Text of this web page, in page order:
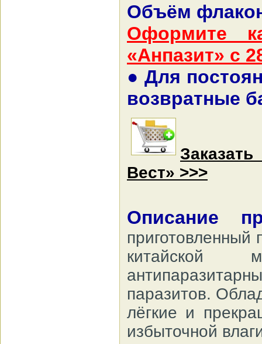
Объём
Оформите
«Анпазит» с
● Для
возвратные
Вест» >>>
Описание
приготовленный
китайской
паразитов.
лёгкие и
избыточной